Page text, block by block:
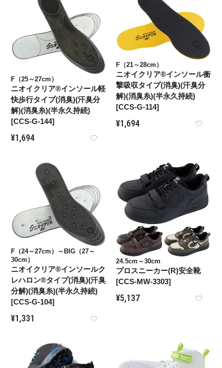
F（25～27cm）
ニオイクリア®インソール軽
快歩行タイプ(消臭)(汗臭分
解)(消臭糸)(半永久持続)
[CCS-G-144]
¥1,694
F（21～28cm）
ニオイクリア®インソール衝
撃吸収タイプ(消臭)(汗臭分
解)(消臭糸)(半永久持続)
[CCS-G-114]
¥1,694
F（24～27cm）～BIG（27～
30cm）
ニオイクリア®インソールク
レハロン®タイプ(消臭)(汗臭
分解)(消臭糸)(半永久持続)
[CCS-G-104]
¥1,331
24.5cm～30cm
プロスニーカー(R)安全靴
[CCS-MW-3303]
¥5,137